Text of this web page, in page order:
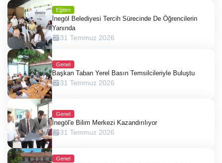
Eğitim
İnegöl Belediyesi Tercih Sürecinde De Öğrencilerin
Yanında
31 Temmuz 2026
Genel
Başkan Taban Yerel Basın Temsilcileriyle Buluştu
31 Temmuz 2026
Genel
İnegöl'e Bilim Merkezi Kazandırılıyor
31 Temmuz 2026
Genel